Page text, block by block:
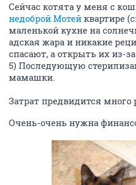
Сейчас котята у меня с
недоброй Мотей квартире
маленькой кухне на
адская жара и никакие
спасают, а открыть их из-
5) Последующую
мамашки.
Затрат предвидится много
Очень-очень нужна